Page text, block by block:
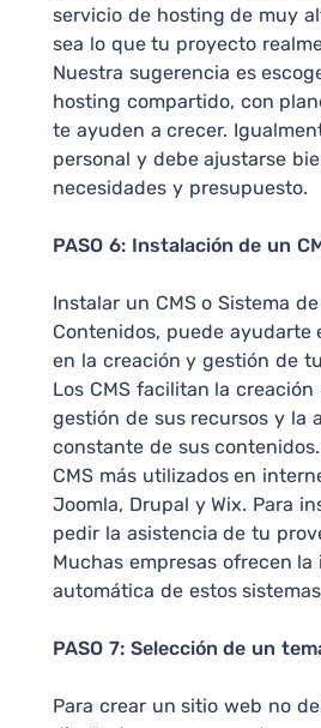
servicio de hosting de muy
sea lo que tu proyecto
Nuestra sugerencia es
hosting compartido, con
te ayuden a crecer.
personal y debe ajustarse
necesidades y presupuesto.
PASO 6: Instalación de un
Instalar un CMS o Sistema
Contenidos, puede ayudarte
en la creación y gestión de
Los CMS facilitan la creación
gestión de sus recursos y la
constante de sus
CMS más utilizados en
Joomla, Drupal y Wix. Para
pedir la asistencia de tu
Muchas empresas ofrecen la
automática de estos
PASO 7: Selección de un
Para crear un sitio web no